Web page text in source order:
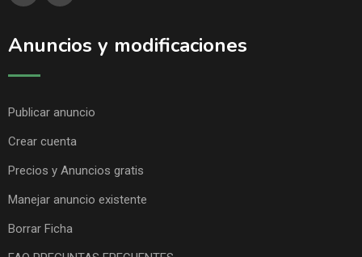
Anuncios y modificaciones
Publicar anuncio
Crear cuenta
Precios y Anuncios gratis
Manejar anuncio existente
Borrar Ficha